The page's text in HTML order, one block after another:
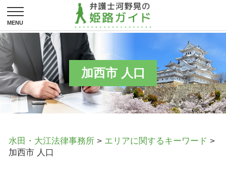
加西市 人口
水田・大江法律事務所 > エリアに関するキーワード >
加西市 人口